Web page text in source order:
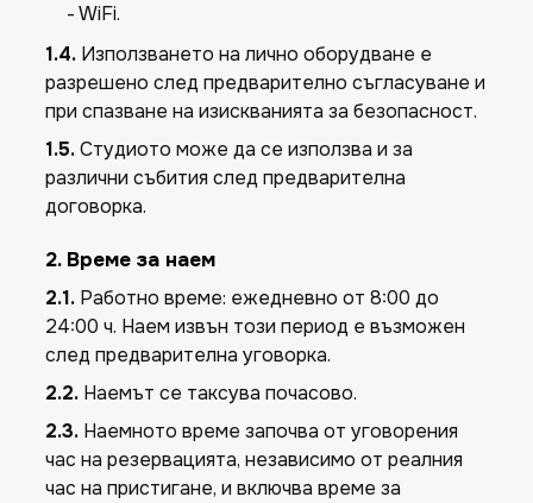
- WiFi.
1.4. Използването на лично оборудване е
разрешено след предварително съгласуване и
при спазване на изискванията за безопасност.
1.5.Студиото може да се използва и за
различни събития след предварителна
договорка.
2. Време за наем
2.1. Работно време: ежедневно от 8:00 до
24:00 ч. Наем извън този период е възможен
след предварителна уговорка.
2.2. Наемът се таксува почасово.
2.3. Наемното време започва от уговорения
час на резервацията, независимо от реалния
час на пристигане, и включва време за